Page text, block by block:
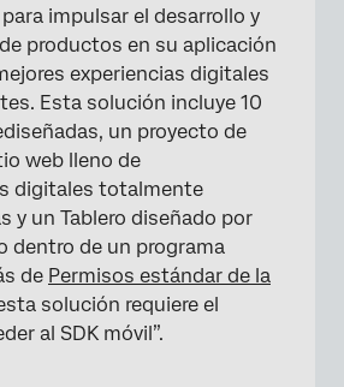
impulsar el desarrollo y
productos en su aplicación
experiencias digitales
Esta solución incluye 10
un proyecto de
web lleno de
digitales totalmente
y un Tablero diseñado por
dentro de un programa
de Permisos estándar de la
solución requiere el
al SDK móvil”.